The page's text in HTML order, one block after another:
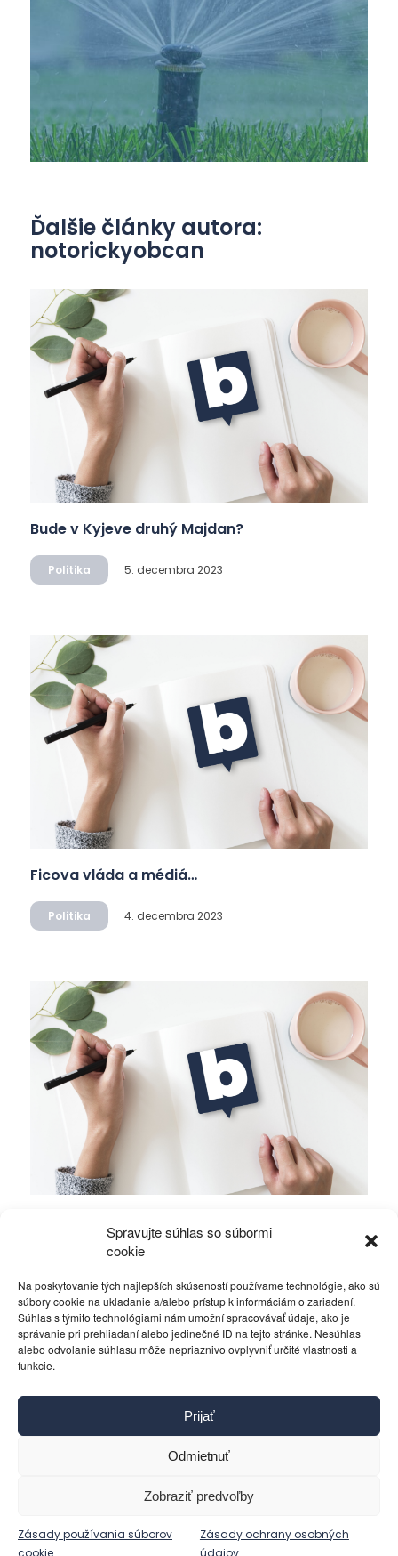
Spravujte súhlas so súbormi
cookie
Na poskytovanie tých najlepších skúseností používame technológie, ako sú
súbory cookie na ukladanie a/alebo prístup k informáciám o zariadení.
Súhlas s týmito technológiami nám umožní spracovávať údaje, ako je
správanie pri prehliadaní alebo jedinečné ID na tejto stránke. Nesúhlas
alebo odvolanie súhlasu môže nepriaznivo ovplyvniť určité vlastnosti a
funkcie.
Prijať
Odmietnuť
Zobraziť predvoľby
Zásady používania súborov
cookie
Zásady ochrany osobných
údajov
Ďalšie články autora:
notorickyobcan
Bude v Kyjeve druhý Majdan?
Politika 5. decembra 2023
Ficova vláda a médiá…
Politika 4. decembra 2023
Gerasimovom?
Politika 4. decembra 2023
Kontakt
Pravidlá používania
Reklama
Cookies
Ochrana osobných údajov